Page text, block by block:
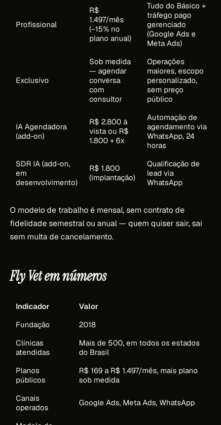
Profissional
R$
1.497/mês
(−15% no
plano anual)
Tudo do Básico +
tráfego pago
gerenciado
(Google Ads e
Meta Ads)
Exclusivo
Sob medida
— agendar
conversa
com
consultor
Operações
maiores, escopo
personalizado,
sem preço
público
IA Agendadora
(add-on)
R$ 2.800 à
vista ou R$
1.800 + 6x
Automação de
agendamento via
WhatsApp, 24
horas
SDR IA (add-on,
em
desenvolvimento)
R$ 1.800
(implantação)
Qualificação de
lead via
WhatsApp
O modelo de trabalho é mensal, sem contrato de
fidelidade semestral ou anual — quem quiser sair, sai
sem multa de cancelamento.
Fly Vet em números
Indicador
Valor
Fundação
2018
Clínicas
atendidas
Mais de 500, em todos os estados
do Brasil
Planos
públicos
R$ 169 a R$ 1.497/mês, mais plano
sob medida
Canais
operados
Google Ads, Meta Ads, WhatsApp